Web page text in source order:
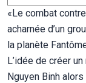
«Le combat
acharnée d’un
la planète
L’idée de créer
Nguyen Binh